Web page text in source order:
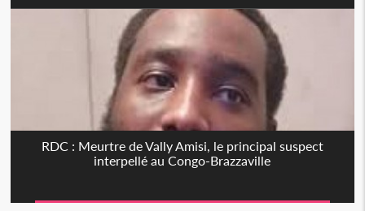
RDC : Meurtre de Vally Amisi, le principal suspect
interpellé au Congo-Brazzaville